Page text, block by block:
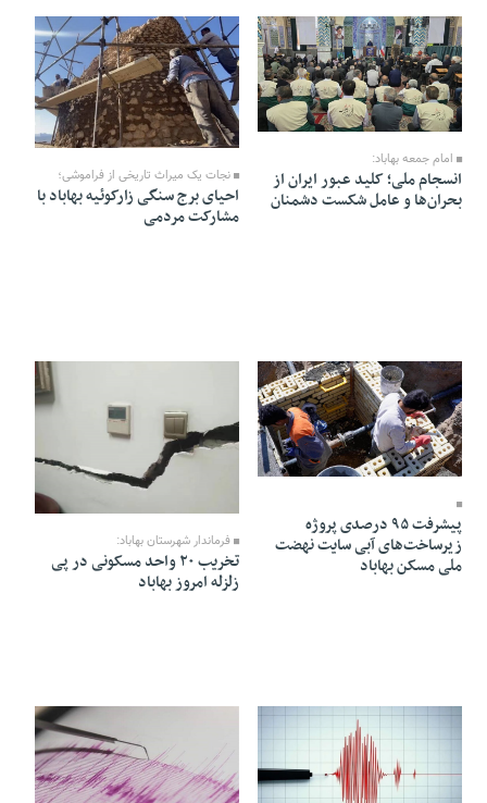
14 Azar 1404 - 17:18
امام جمعه بهاباد:
انسجام ملی؛ کلید عبور ایران از
بحران‌ها و عامل شکست دشمنان
14 Azar 1404 - 14:20
نجات یک میراث تاریخی از فراموشی؛
احیای برج سنگی زارکوئیه بهاباد با
مشارکت مردمی
09 Azar 1404 - 19:56
پیشرفت ۹۵ درصدی پروژه
زیرساخت‌های آبی سایت نهضت
ملی مسکن بهاباد
فرماندار شهرستان بهاباد:
تخریب ۲۰ واحد مسکونی در پی
زلزله امروز بهاباد